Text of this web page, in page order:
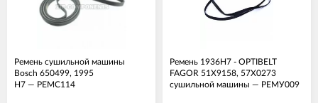
Ремень сушильной машины
Bosch 650499, 1995
H7 — РЕМС114
Ремень 1936H7 - OPTIBELT
FAGOR 51X9158, 57X0273
сушильной машины — РЕМУ009